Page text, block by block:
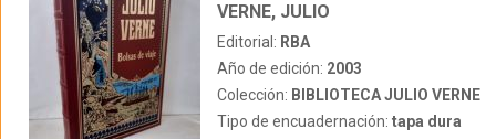
VERNE, JULIO
Editorial: RBA
Año de edición: 2003
Colección: BIBLIOTECA JULIO VERNE
Tipo de encuadernación: tapa dura